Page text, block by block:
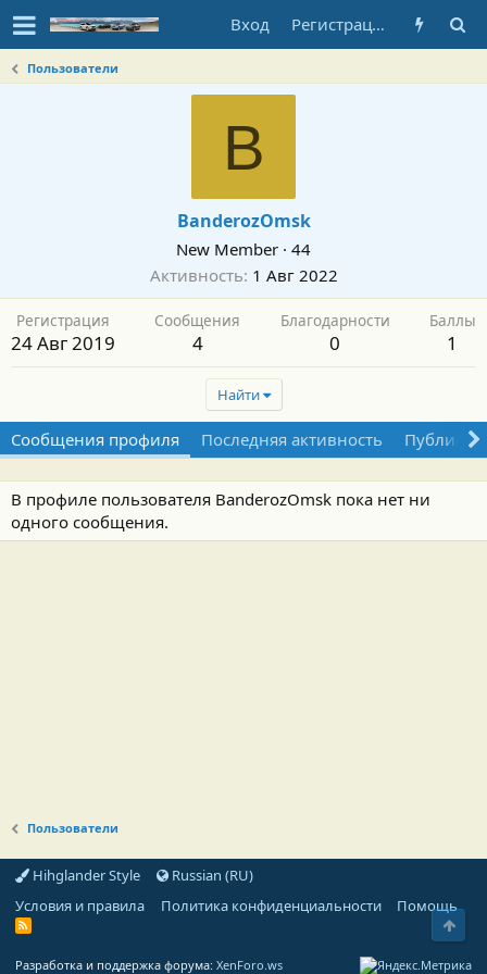
Вход Регистрация
Пользователи
B
BanderozOmsk
New Member · 44
Активность 1 Авг 2022
Регистрация
24 Авг 2019
Сообщения
4
Благодарности
0
Баллы
1
Найти
Сообщения профиля Последняя активность
В профиле пользователя BanderozOmsk пока нет ни
одного сообщения.
Пользователи
Hihglander Style
Russian (RU)
Условия и правила
Политика конфиденциальности Помощь
R
Разработка и поддержка форума: XenForo.ws